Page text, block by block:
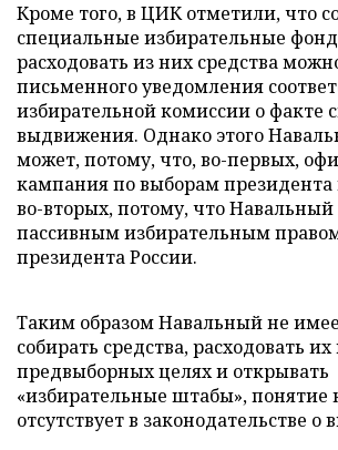
Кроме того, в ЦИК отметили, что
специальные избирательные
расходовать из них средства
письменного уведомления
избирательной комиссии о факте
выдвижения. Однако этого
может, потому, что, во-первых,
кампания по выборам президента
во-вторых, потому, что Навальный
пассивным избирательным
президента России.
Таким образом Навальный не
собирать средства, расходовать их
предвыборных целях и открывать
«избирательные штабы», понятие
отсутствует в законодательстве о